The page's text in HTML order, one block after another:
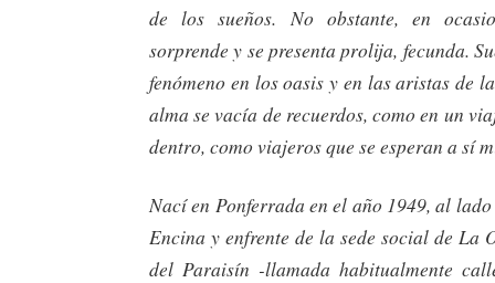
de los sueños. No obstante, en
sorprende y se presenta prolija, fecunda.
fenómeno en los oasis y en las aristas de
alma se vacía de recuerdos, como en un
dentro, como viajeros que se esperan a sí
Nací en Ponferrada en el año 1949, al
Encina y enfrente de la sede social de La
del Paraisín -llamada habitualmente